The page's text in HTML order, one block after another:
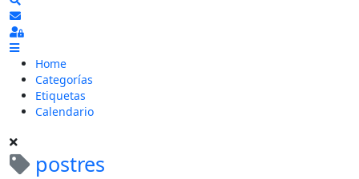
Suscribirse a las actualizaciones
Sign In
Home
Categorías
Etiquetas
Calendario
postres